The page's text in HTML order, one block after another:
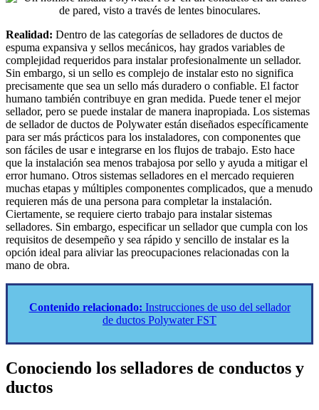
Realidad: Dentro de las categorías de selladores de ductos de
espuma expansiva y sellos mecánicos, hay grados variables de
complejidad requeridos para instalar profesionalmente un sellador.
Sin embargo, si un sello es complejo de instalar esto no significa
precisamente que sea un sello más duradero o confiable. El factor
humano también contribuye en gran medida. Puede tener el mejor
sellador, pero se puede instalar de manera inapropiada. Los sistemas
de sellador de ductos de Polywater están diseñados específicamente
para ser más prácticos para los instaladores, con componentes que
son fáciles de usar e integrarse en los flujos de trabajo. Esto hace
que la instalación sea menos trabajosa por sello y ayuda a mitigar el
error humano. Otros sistemas selladores en el mercado requieren
muchas etapas y múltiples componentes complicados, que a menudo
requieren más de una persona para completar la instalación.
Ciertamente, se requiere cierto trabajo para instalar sistemas
selladores. Sin embargo, especificar un sellador que cumpla con los
requisitos de desempeño y sea rápido y sencillo de instalar es la
opción ideal para aliviar las preocupaciones relacionadas con la
mano de obra.
Contenido relacionado: Instrucciones de uso del sellador
de ductos Polywater FST
Conociendo los selladores de conductos y
ductos